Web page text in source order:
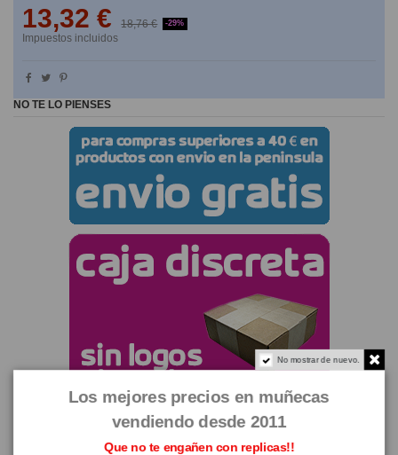
13,32 € 18,76 € -29%
Impuestos incluidos
NO TE LO PIENSES
No mostrar de nuevo.
Los mejores precios en muñecas
vendiendo desde 2011
Que no te engañen con replicas!!